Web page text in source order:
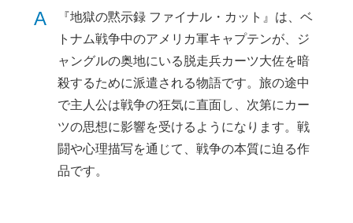
A
『地獄の黙示録 ファイナル・カット』は、ベ
トナム戦争中のアメリカ軍キャプテンが、ジ
ャングルの奥地にいる脱走兵カーツ大佐を暗
殺するために派遣される物語です。旅の途中
で主人公は戦争の狂気に直面し、次第にカー
ツの思想に影響を受けるようになります。戦
闘や心理描写を通じて、戦争の本質に迫る作
品です。